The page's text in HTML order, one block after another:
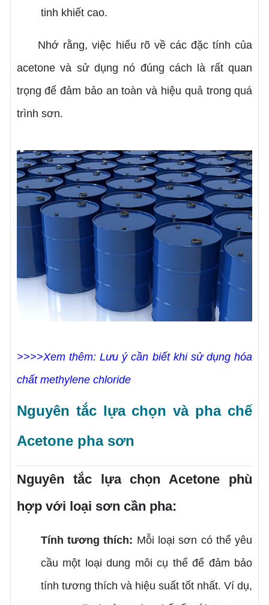
tinh khiết cao.
Nhớ rằng, việc hiểu rõ về các đặc tính của
acetone và sử dụng nó đúng cách là rất quan
trọng để đảm bảo an toàn và hiệu quả trong quá
trình sơn.
>>>>Xem thêm: Lưu ý cần biết khi sử dụng hóa
chất methylene chloride
Nguyên tắc lựa chọn và pha chế
Acetone pha sơn
Nguyên tắc lựa chọn Acetone phù
hợp với loại sơn cần pha:
Tính tương thích: Mỗi loại sơn có thể yêu
cầu một loại dung môi cụ thể để đảm bảo
tính tương thích và hiệu suất tốt nhất. Ví dụ,